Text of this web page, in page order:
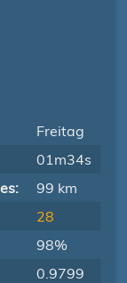
Freitag
01m34s
99 km
28
98%
0.9799